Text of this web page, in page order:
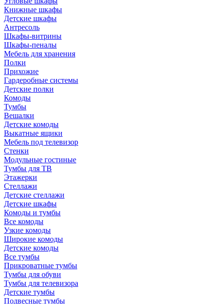
Книжные шкафы
Детские шкафы
Антресоль
Шкафы-витрины
Шкафы-пеналы
Мебель для хранения
Полки
Прихожие
Гардеробные системы
Детские полки
Комоды
Тумбы
Вешалки
Детские комоды
Выкатные ящики
Мебель под телевизор
Стенки
Модульные гостиные
Тумбы для ТВ
Этажерки
Стеллажи
Детские стеллажи
Детские шкафы
Комоды и тумбы
Все комоды
Узкие комоды
Широкие комоды
Детские комоды
Все тумбы
Прикроватные тумбы
Тумбы для обуви
Тумбы для телевизора
Детские тумбы
Подвесные тумбы